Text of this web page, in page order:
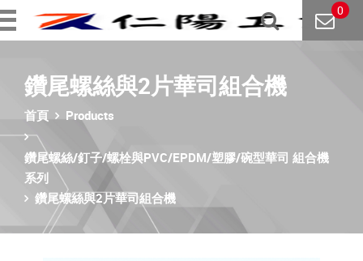
0
鑽尾螺絲與2片華司組合機
首頁 Products
鑽尾螺絲/釘子/螺栓與PVC/EPDM/塑膠/碗型華司 組合機
系列
鑽尾螺絲與2片華司組合機